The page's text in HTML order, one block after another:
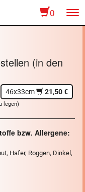
0
(in den
46x33cm 21,50 €
legen)
bzw. Allergene:
Hafer, Roggen, Dinkel,